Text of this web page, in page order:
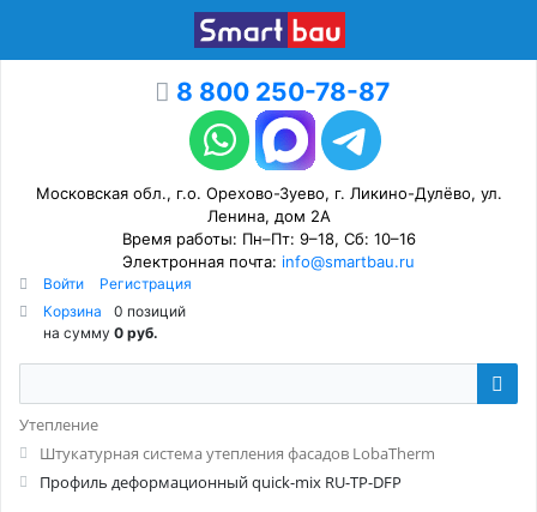
8 800 250-78-87
Московская обл., г.о. Орехово-Зуево, г. Ликино-Дулёво, ул.
Ленина, дом 2А
Время работы: Пн–Пт: 9–18, Сб: 10–16
Электронная почта: info@smartbau.ru
Войти
Регистрация
Корзина
0 позиций
на сумму 0 руб.
Утепление
Штукатурная система утепления фасадов LobaTherm
Профиль деформационный quick-mix RU-TP-DFP